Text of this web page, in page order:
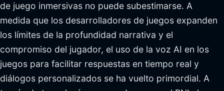
de juego inmersivas no puede subestimarse. A
medida que los desarrolladores de juegos expanden
los límites de la profundidad narrativa y el
compromiso del jugador, el uso de la voz AI en los
juegos para facilitar respuestas en tiempo real y
diálogos personalizados se ha vuelto primordial. A